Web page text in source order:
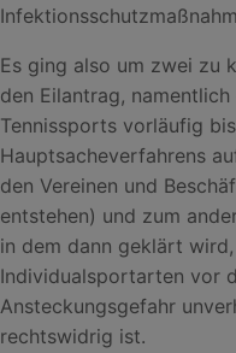
Es ging also um zwei zu
den Eilantrag,
Tennissports vorläufig
Hauptsacheverfahrens
den Vereinen und
entstehen) und zum
in dem dann geklärt
Individualsportarten vor
Ansteckungsgefahr
rechtswidrig ist.